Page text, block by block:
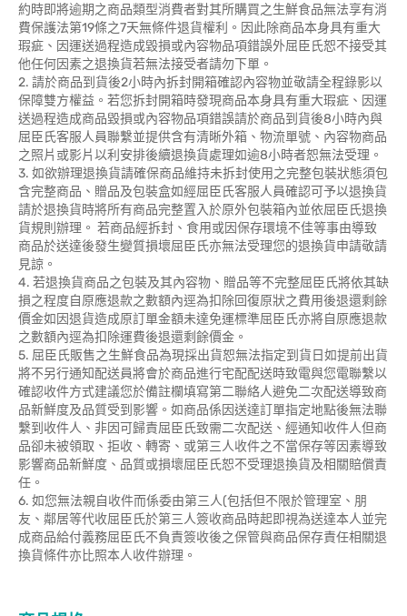
約時即將逾期之商品類型消費者對其所購買之生鮮食品無法享有消
費保護法第19條之7天無條件退貨權利。因此除商品本身具有重大
瑕疵、因運送過程造成毀損或內容物品項錯誤外屈臣氏恕不接受其
他任何因素之退換貨若無法接受者請勿下單。
2. 請於商品到貨後2小時內拆封開箱確認內容物並敬請全程錄影以
保障雙方權益。若您拆封開箱時發現商品本身具有重大瑕疵、因運
送過程造成商品毀損或內容物品項錯誤請於商品到貨後8小時內與
屈臣氏客服人員聯繫並提供含有清晰外箱、物流單號、內容物商品
之照片或影片以利安排後續退換貨處理如逾8小時者恕無法受理。
3. 如欲辦理退換貨請確保商品維持未拆封使用之完整包裝狀態須包
含完整商品、贈品及包裝盒如經屈臣氏客服人員確認可予以退換貨
請於退換貨時將所有商品完整置入於原外包裝箱內並依屈臣氏退換
貨規則辦理。 若商品經拆封、食用或因保存環境不佳等事由導致
商品於送達後發生變質損壞屈臣氏亦無法受理您的退換貨申請敬請
見諒。
4. 若退換貨商品之包裝及其內容物、贈品等不完整屈臣氏將依其缺
損之程度自原應退款之數額內逕為扣除回復原狀之費用後退還剩餘
價金如因退貨造成原訂單金額未達免運標準屈臣氏亦將自原應退款
之數額內逕為扣除運費後退還剩餘價金。
5. 屈臣氏販售之生鮮食品為現採出貨恕無法指定到貨日如提前出貨
將不另行通知配送員將會於商品進行宅配配送時致電與您電聯繫以
確認收件方式建議您於備註欄填寫第二聯絡人避免二次配送導致商
品新鮮度及品質受到影響。如商品係因送達訂單指定地點後無法聯
繫到收件人、非因可歸責屈臣氏致需二次配送、經通知收件人但商
品卻未被領取、拒收、轉寄、或第三人收件之不當保存等因素導致
影響商品新鮮度、品質或損壞屈臣氏恕不受理退換貨及相關賠償責
任。
6. 如您無法親自收件而係委由第三人(包括但不限於管理室、朋
友、鄰居等代收屈臣氏於第三人簽收商品時起即視為送達本人並完
成商品給付義務屈臣氏不負責簽收後之保管與商品保存責任相關退
換貨條件亦比照本人收件辦理。